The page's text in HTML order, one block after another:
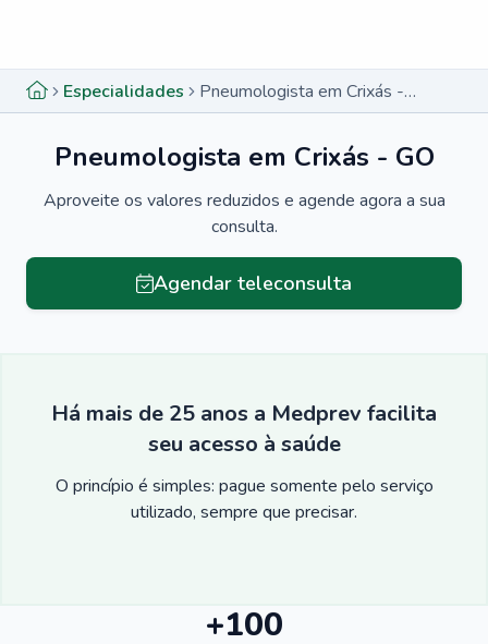
Especialidades Pneumologista em Crixás - GO
Pneumologista em Crixás - GO
Aproveite os valores reduzidos e agende agora a sua
consulta.
Agendar teleconsulta
Há mais de 25 anos a Medprev facilita
seu acesso à saúde
O princípio é simples: pague somente pelo serviço
utilizado, sempre que precisar.
+100